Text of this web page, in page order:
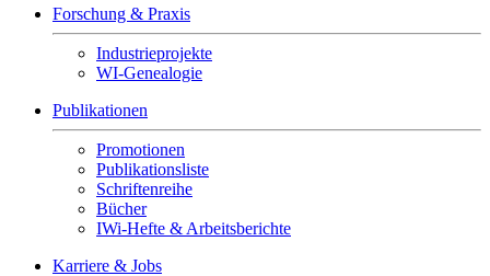
Forschung & Praxis
Industrieprojekte
WI-Genealogie
Publikationen
Promotionen
Publikationsliste
Schriftenreihe
Bücher
IWi-Hefte & Arbeitsberichte
Karriere & Jobs